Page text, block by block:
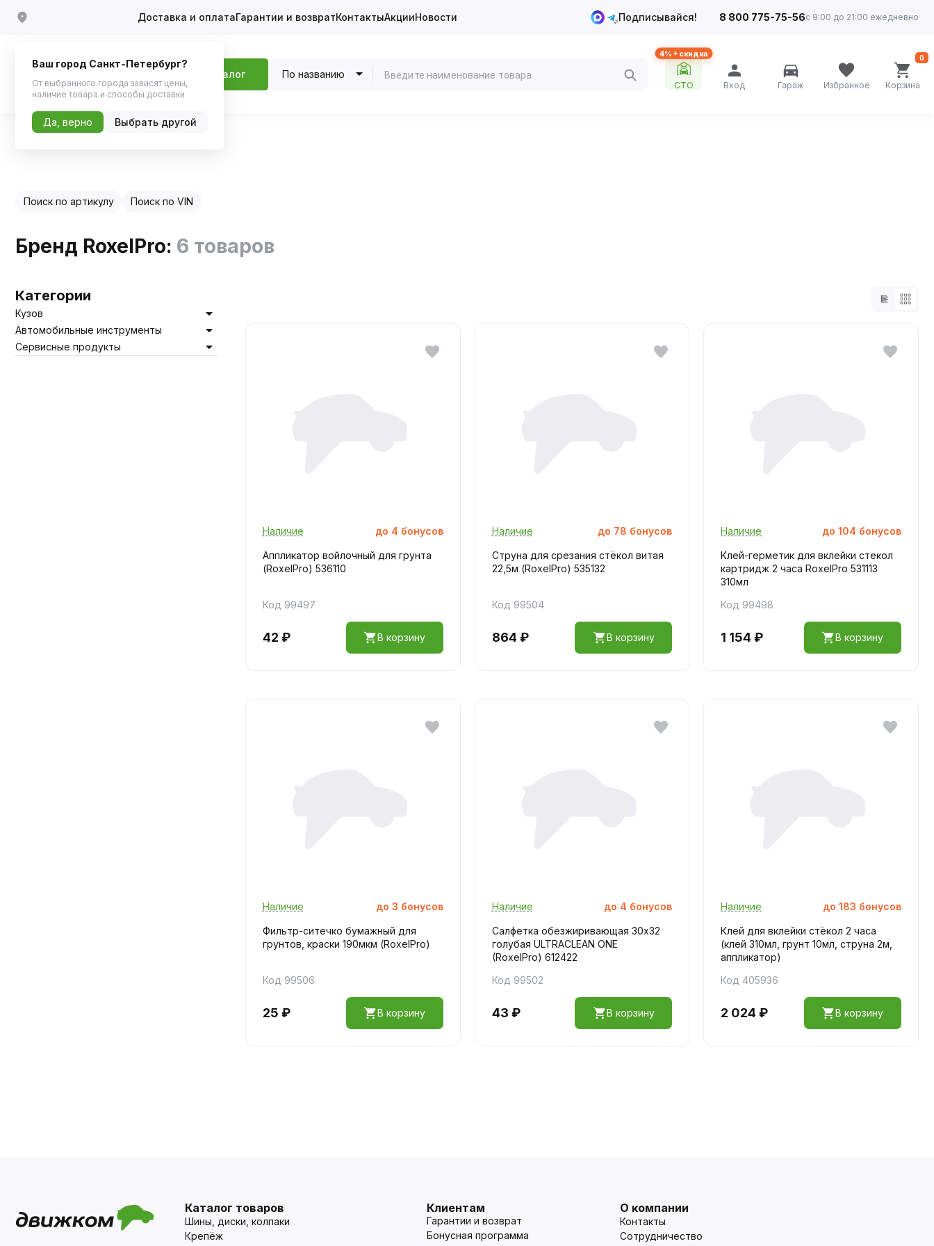
Доставка и оплатаГарантии и возвратКонтактыАкцииНовости Подписывайся! 8 800 775-75-56с 9:00 до 21:00 ежедневно
Каталог По названию
4%+ скидка
СТО Вход Гараж Избранное Корзина
0
Поиск по артикулу Поиск по VIN
Бренд RoxelPro: 6 товаров
Категории
Кузов
Автомобильные инструменты
Сервисные продукты
Наличие до 4 бонусов
Аппликатор войлочный для грунта
(RoxelPro) 536110
Код 99497
42 ₽ В корзину
Наличие до 78 бонусов
Струна для срезания стёкол витая
22,5м (RoxelPro) 535132
Код 99504
864 ₽ В корзину
Наличие до 104 бонусов
Клей-герметик для вклейки стекол
картридж 2 часа RoxelPro 531113
310мл
Код 99498
1 154 ₽ В корзину
Наличие до 3 бонусов
Фильтр-ситечко бумажный для
грунтов, краски 190мкм (RoxelPro)
Код 99506
25 ₽ В корзину
Наличие до 4 бонусов
Салфетка обезжиривающая 30х32
голубая ULTRACLEAN ONE
(RoxelPro) 612422
Код 99502
43 ₽ В корзину
Наличие до 183 бонусов
Клей для вклейки стёкол 2 часа
(клей 310мл, грунт 10мл, струна 2м,
аппликатор)
Код 405936
2 024 ₽ В корзину
Каталог товаров
Шины, диски, колпаки
Крепёж
Клиентам
Гарантии и возврат
Бонусная программа
О компании
Контакты
Сотрудничество
Ваш город Санкт-Петербург?
От выбранного города зависят цены,
наличие товара и способы доставки
Да, верно Выбрать другой